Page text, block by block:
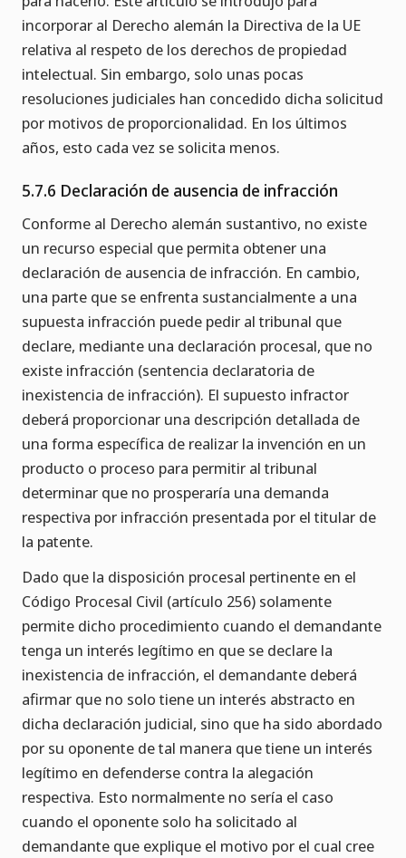
incorporar al Derecho alemán la Directiva de la UE
relativa al respeto de los derechos de propiedad
intelectual. Sin embargo, solo unas pocas
resoluciones judiciales han concedido dicha solicitud
por motivos de proporcionalidad. En los últimos
años, esto cada vez se solicita menos.
5.7.6 Declaración de ausencia de infracción
Conforme al Derecho alemán sustantivo, no existe
un recurso especial que permita obtener una
declaración de ausencia de infracción. En cambio,
una parte que se enfrenta sustancialmente a una
supuesta infracción puede pedir al tribunal que
declare, mediante una declaración procesal, que no
existe infracción (sentencia declaratoria de
inexistencia de infracción). El supuesto infractor
deberá proporcionar una descripción detallada de
una forma específica de realizar la invención en un
producto o proceso para permitir al tribunal
determinar que no prosperaría una demanda
respectiva por infracción presentada por el titular de
la patente.
Dado que la disposición procesal pertinente en el
Código Procesal Civil (artículo 256) solamente
permite dicho procedimiento cuando el demandante
tenga un interés legítimo en que se declare la
inexistencia de infracción, el demandante deberá
afirmar que no solo tiene un interés abstracto en
dicha declaración judicial, sino que ha sido abordado
por su oponente de tal manera que tiene un interés
legítimo en defenderse contra la alegación
respectiva. Esto normalmente no sería el caso
cuando el oponente solo ha solicitado al
demandante que explique el motivo por el cual cree